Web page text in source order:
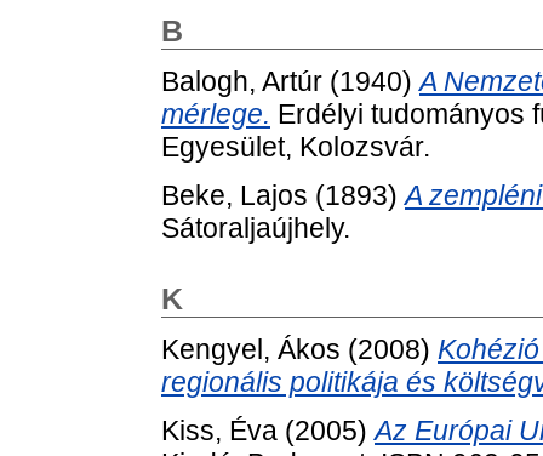
B
Balogh, Artúr (1940)A
mérlege. Erdélyi tudományos
Egyesület, Kolozsvár.
Beke, Lajos (1893)A
Sátoraljaújhely.
K
Kengyel, Ákos (2008)
regionális politikája és
Kiss, Éva (2005)Az Európai